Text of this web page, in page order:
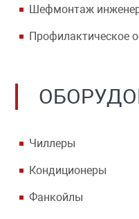
Шефмонтаж
Профилактическое
Чиллеры
Кондиционеры
Фанкойлы